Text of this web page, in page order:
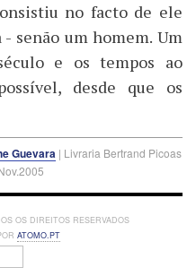
no facto de ele
senão um homem. Um
e os tempos ao
desde que os
Guevara | Livraria Bertrand Picoas
OS DIREITOS RESERVADOS
ATOMO.PT